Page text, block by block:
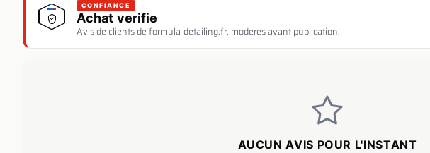
CONFIANCE
Achat verifie
Avis de clients de formula-detailing.fr, moderes avant publication.
AUCUN AVIS POUR L'INSTANT